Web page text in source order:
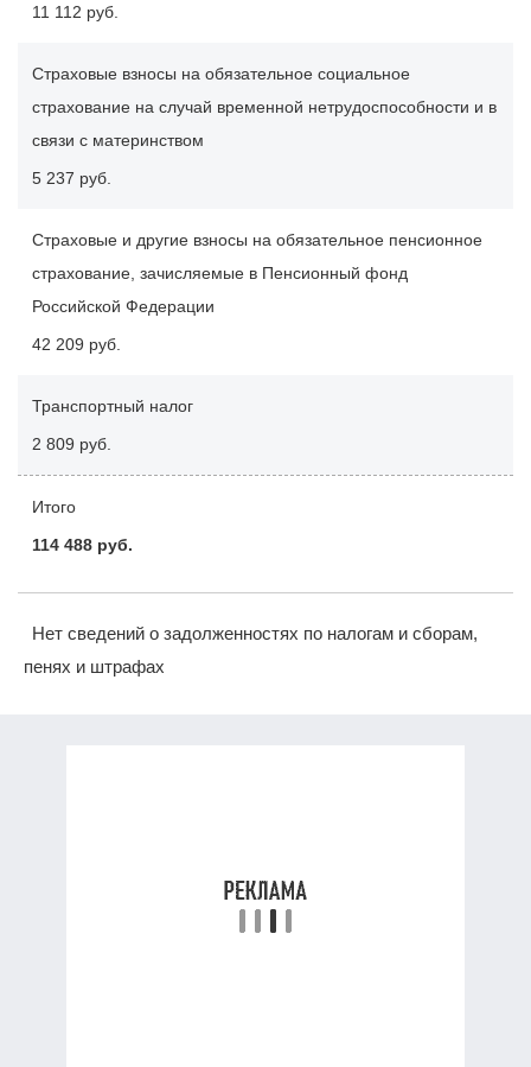
11 112 руб.
Страховые взносы на обязательное социальное
страхование на случай временной нетрудоспособности и в
связи с материнством
5 237 руб.
Страховые и другие взносы на обязательное пенсионное
страхование, зачисляемые в Пенсионный фонд
Российской Федерации
42 209 руб.
Транспортный налог
2 809 руб.
Итого
114 488 руб.
Нет сведений о задолженностях по налогам и сборам,
пенях и штрафах